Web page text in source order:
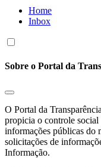
Home
Inbox
Sobre o Portal da
O Portal da
propicia o controle
informações públicas do
solicitações de
Informação.